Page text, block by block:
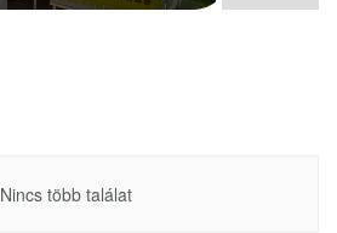
Nincs több találat